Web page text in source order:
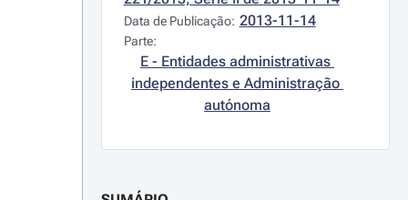
Data de Publicação: 2013-11-14
Parte:
E - Entidades administrativas
independentes e Administração
autónoma